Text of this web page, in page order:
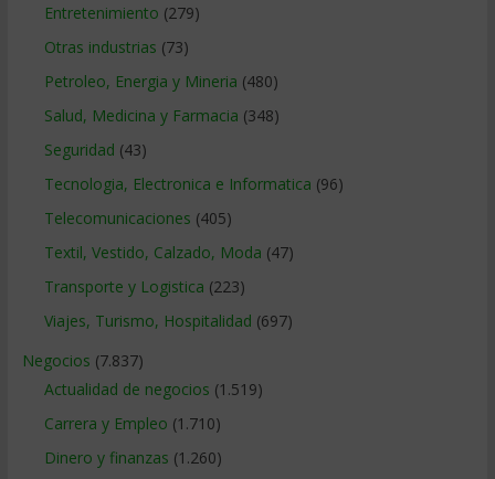
Entretenimiento (279)
Otras industrias (73)
Petroleo, Energia y Mineria (480)
Salud, Medicina y Farmacia (348)
Seguridad (43)
Tecnologia, Electronica e Informatica (96)
Telecomunicaciones (405)
Textil, Vestido, Calzado, Moda (47)
Transporte y Logistica (223)
Viajes, Turismo, Hospitalidad (697)
Negocios (7.837)
Actualidad de negocios (1.519)
Carrera y Empleo (1.710)
Dinero y finanzas (1.260)